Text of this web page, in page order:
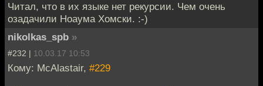
Читал, что в их языке нет рекурсии. Чем очень
озадачили Ноаума Хомски. :-)
nikolkas_spb »
#232 | 10.03.17 10:53
Кому: McAlastair, #229